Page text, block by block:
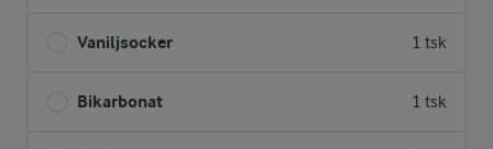
Vaniljsocker 1 tsk
Bikarbonat 1 tsk